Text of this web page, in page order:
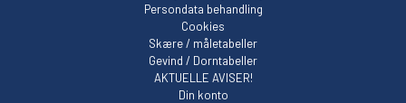
Persondata behandling
Cookies
Skære / måletabeller
Gevind / Dorntabeller
AKTUELLE AVISER!
Din konto